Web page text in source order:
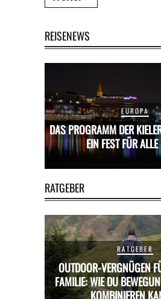
REISENEWS
EUROPA
DAS PROGRAMM DER
EIN FEST FÜR
RATGEBER
RATGEBER
OUTDOOR-VERGNÜGEN
FAMILIE: WIE DU
OMBINIEREN